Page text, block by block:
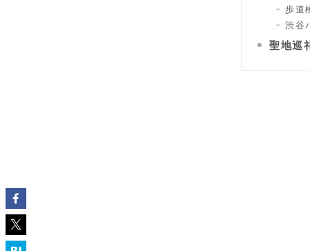
歩道
渋谷
聖地巡